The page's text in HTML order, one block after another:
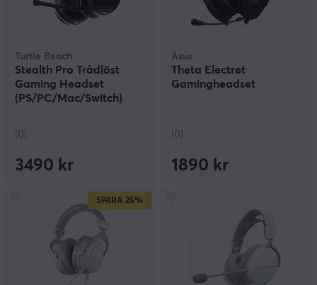
Turtle Beach
Stealth Pro Trådlöst
Gaming Headset
(PS/PC/Mac/Switch)
(0)
3490 kr
Asus
Theta Electret
Gamingheadset
(0)
1890 kr
SPARA 25%